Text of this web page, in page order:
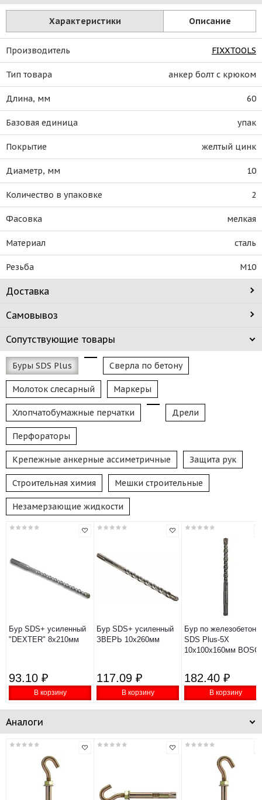
Характеристики Описание
Производитель FIXXTOOLS
Тип товара анкер болт с крюком
Длина, мм 60
Базовая единица упак
Покрытие желтый цинк
Диаметр, мм 10
Количество в упаковке 2
Фасовка мелкая
Материал сталь
Резьба M10
Доставка
Самовывоз
Сопутствующие товары
Буры SDS Plus Сверла по бетону
Молоток слесарный Маркеры
Хлопчатобумажные перчатки Дрели
Перфораторы
Крепежные анкерные ассиметричные Защита рук
Строительная химия Мешки строительные
Незамерзающие жидкости
Бур SDS+ усиленный
"DEXTER" 8х210мм
93.10 ₽
В корзину
Бур SDS+ усиленный
ЗВЕРЬ 10х260мм
117.09 ₽
В корзину
Бур по железобетону
SDS Plus-5X
10x100х160мм
182.40 ₽
В корзину
Аналоги